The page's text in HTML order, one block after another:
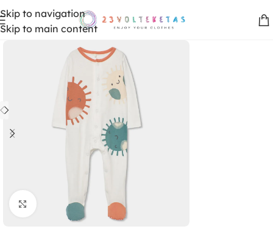
Skip to navigation
Skip to main content
Clic para ampliar